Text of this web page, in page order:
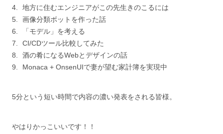
地方に住むエンジニアがこの先生きのこるには
画像分類ボットを作った話
「モデル」を考える
CI/CDツール比較してみた
酒の肴になるWebとデザインの話
Monaca + OnsenUIで妻が望む家計簿を実現中
5分という短い時間で内容の濃い発表をされる皆様。
やはりかっこいいです！！